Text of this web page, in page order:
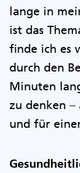
lange in
ist das
finde ich es
durch den
Minuten
zu denken
und für